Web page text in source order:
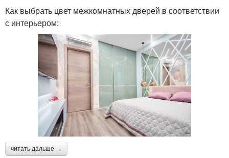
Как выбрать цвет межкомнатных дверей в соответствии
с интерьером:
читать дальше →